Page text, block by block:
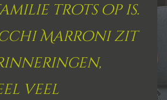
trots op is.
Marroni zit
veel